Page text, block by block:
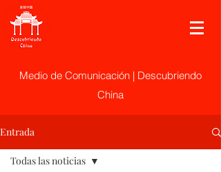
Medio de Comunicación | Descubriendo
China
Entrada
Todas las noticias